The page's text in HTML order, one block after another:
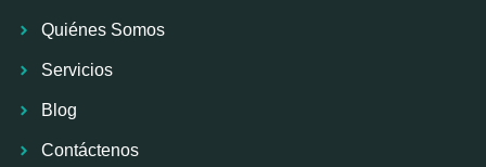
Quiénes Somos
Servicios
Blog
Contáctenos